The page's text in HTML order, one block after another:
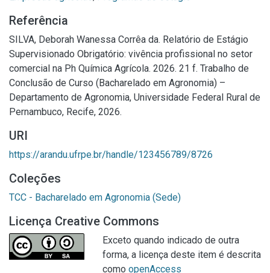
Referência
SILVA, Deborah Wanessa Corrêa da. Relatório de Estágio
Supervisionado Obrigatório: vivência profissional no setor
comercial na Ph Química Agrícola. 2026. 21 f. Trabalho de
Conclusão de Curso (Bacharelado em Agronomia) –
Departamento de Agronomia, Universidade Federal Rural de
Pernambuco, Recife, 2026.
URI
https://arandu.ufrpe.br/handle/123456789/8726
Coleções
TCC - Bacharelado em Agronomia (Sede)
Licença Creative Commons
Exceto quando indicado de outra
forma, a licença deste item é descrita
como openAccess